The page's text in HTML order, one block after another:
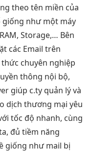
theo tên miền của
giống như một máy
Storage,… Bên
các Email trên
chuyên nghiệp
thông nội bộ,
giúp c.ty quản lý và
dịch thương mại yêu
tốc độ nhanh, cùng
đủ tiềm năng
giống như mail bị